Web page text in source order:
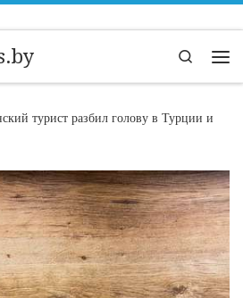
Search
турист разбил голову в Турции и